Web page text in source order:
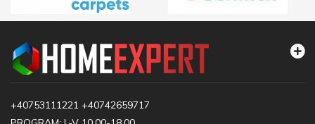
+40753111221 +40742659717